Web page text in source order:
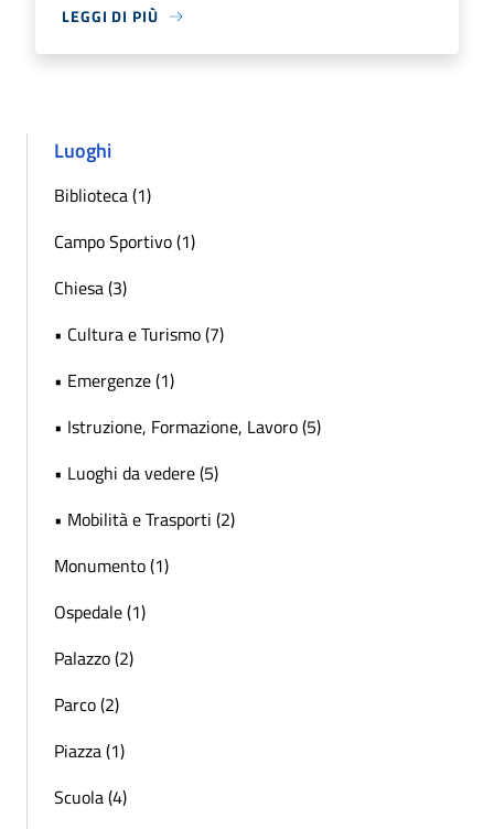
LEGGI DI PIÙ
Luoghi
Biblioteca (1)
Campo Sportivo (1)
Chiesa (3)
• Cultura e Turismo (7)
• Emergenze (1)
• Istruzione, Formazione, Lavoro (5)
• Luoghi da vedere (5)
• Mobilità e Trasporti (2)
Monumento (1)
Ospedale (1)
Palazzo (2)
Parco (2)
Piazza (1)
Scuola (4)